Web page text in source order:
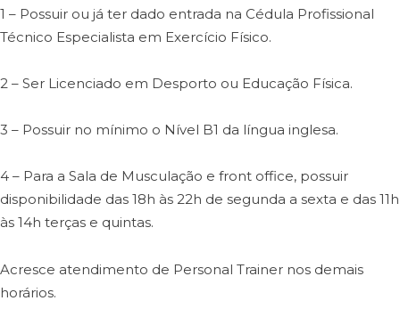
1 – Possuir ou já ter dado entrada na Cédula Profissional
Técnico Especialista em Exercício Físico.
2 – Ser Licenciado em Desporto ou Educação Física.
3 – Possuir no mínimo o Nível B1 da língua inglesa.
4 – Para a Sala de Musculação e front office, possuir
disponibilidade das 18h às 22h de segunda a sexta e das 11h
às 14h terças e quintas.
Acresce atendimento de Personal Trainer nos demais
horários.